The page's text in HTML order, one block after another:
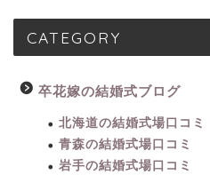
CATEGORY
卒花嫁の結婚式ブログ
北海道の結婚式場口コミ
青森の結婚式場口コミ
岩手の結婚式場口コミ